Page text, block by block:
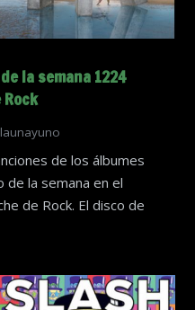
la semana 1224
launayuno
de los álbumes
la semana en el
de Rock. El disco de